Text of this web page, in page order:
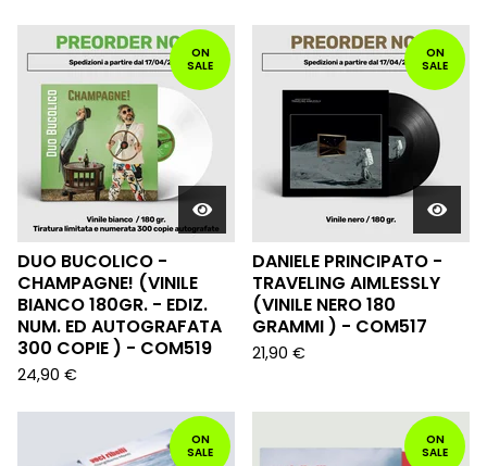
ON
SALE
DUO BUCOLICO -
CHAMPAGNE! (VINILE
BIANCO 180GR. - EDIZ.
NUM. ED AUTOGRAFATA
300 COPIE ) - COM519
24,90 €
ON
SALE
DANIELE PRINCIPATO -
TRAVELING AIMLESSLY
(VINILE NERO 180
GRAMMI ) - COM517
21,90 €
ON
SALE
ON
SALE